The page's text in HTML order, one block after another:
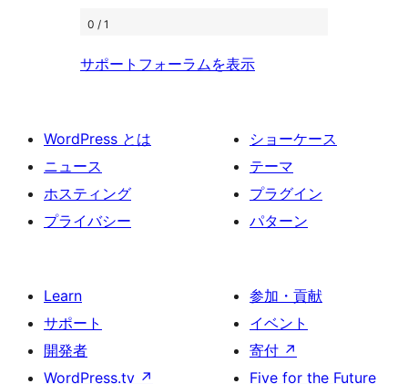
ー
0 / 1
サポートフォーラムを表示
WordPress とは
ニュース
ホスティング
プライバシー
ショーケース
テーマ
プラグイン
パターン
Learn
サポート
開発者
WordPress.tv ↗
参加・貢献
イベント
寄付 ↗
Five for the Future